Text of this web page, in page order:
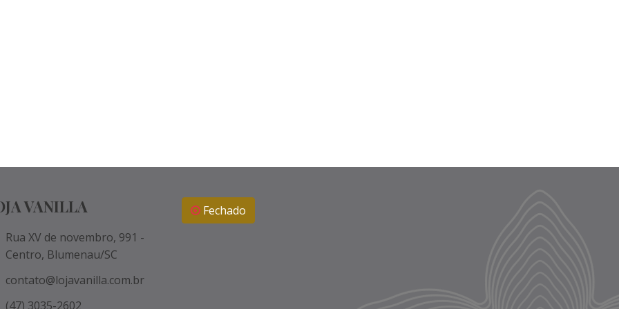
VANILLA
Rua XV de novembro, 991 -
Centro, Blumenau/SC
contato@lojavanilla.com.br
(47) 3035-2602
Fechado